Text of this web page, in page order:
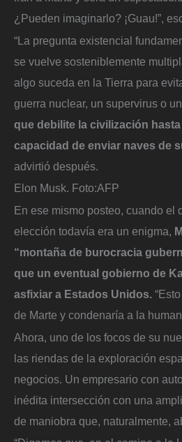
¿Pueden imaginarlo? ¡Guau!”,
“La pregunta existencial
se vuelve sosteniblemente
algo suceda en la Tierra para
guerra nuclear, un supervirus o un
que debilite la civilización
capacidad de enviar naves de
advirtió después.
Elon Musk. Foto:AFP
En ese mismo posteo, cuando el
elección todavía era un enigma,
“montaña de burocracia
que un eventual gobierno de
asfixiar a Estados Unidos.
de Marte y condenaría a la
Ahora, uno de los focos de su
las riendas de la exploración
negocios. Un empresario con
inédita intersección con una
de maniobra que, naturalmente,